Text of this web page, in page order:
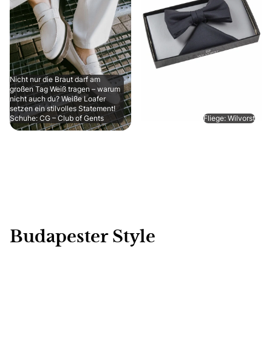
Nicht nur die Braut darf am
großen Tag Weiß tragen – warum
nicht auch du? Weiße Loafer
setzen ein stilvolles Statement!
Schuhe: CG – Club of Gents
Fliege: Wilvorst
Budapester Style